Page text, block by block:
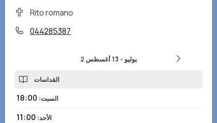
Rito romano
044285387
2 يوليو -13 أغسطس
القداسات
السبت:
18:00
الأحد:
11:00